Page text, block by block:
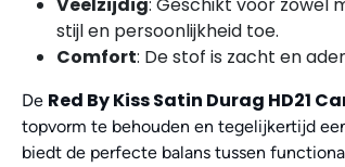
stijl en persoonlijkheid toe.
Comfort: De stof is zacht en
De Red By Kiss Satin Durag HD21
topvorm te behouden en tegelijkertijd
biedt de perfecte balans tussen